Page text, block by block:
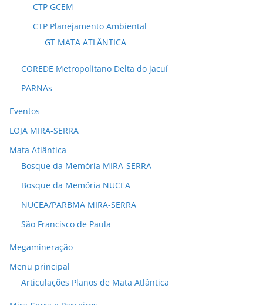
CTP GCEM
CTP Planejamento Ambiental
GT MATA ATLÂNTICA
COREDE Metropolitano Delta do jacuí
PARNAs
Eventos
LOJA MIRA-SERRA
Mata Atlântica
Bosque da Memória MIRA-SERRA
Bosque da Memória NUCEA
NUCEA/PARBMA MIRA-SERRA
São Francisco de Paula
Megamineração
Menu principal
Articulações Planos de Mata Atlântica